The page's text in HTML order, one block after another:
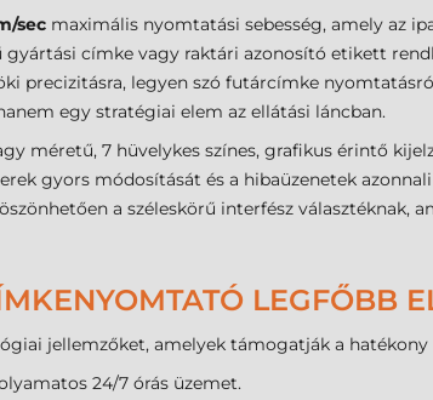
sec maximális nyomtatási sebesség, amely az
gyártási címke vagy raktári azonosító etikett
precizitásra, legyen szó futárcímke
egy stratégiai elem az ellátási láncban.
méretű, 7 hüvelykes színes, grafikus érintő
gyors módosítását és a hibaüzenetek
a széleskörű interfész választéknak,
LEGFŐBB
jellemzőket, amelyek támogatják a
24/7 órás üzemet.